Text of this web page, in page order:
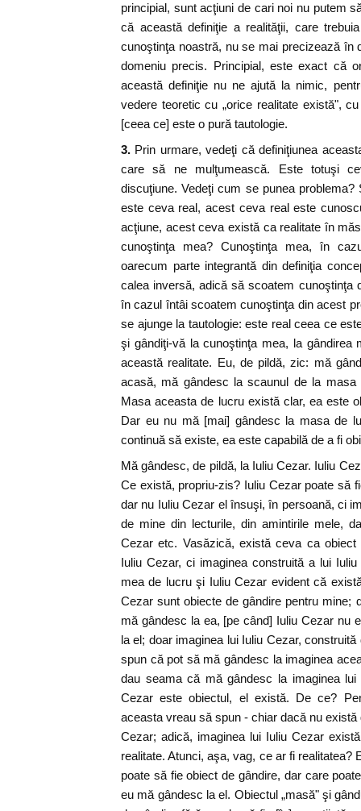
principial, sunt acţiuni de cari noi nu putem
că această definiţie a realităţii, care
cunoştinţa noastră, nu se mai precizează în
domeniu precis. Principial, este exact că
această definiţie nu ne ajută la nimic,
vedere teoretic cu „orice realitate există",
[ceea ce] este o pură tautologie.
3. Prin urmare, vedeţi că definiţiunea
care să ne mulţumească. Este totuşi
discuţiune. Vedeţi cum se punea
este ceva real, acest ceva real este
acţiune, acest ceva există ca realitate în
cunoştinţa mea? Cunoştinţa mea, în
oarecum parte integrantă din definiţia
calea inversă, adică să scoatem cunoştinţa
în cazul întâi scoatem cunoştinţa din acest
se ajunge la tautologie: este real ceea ce
şi gândiţi-vă la cunoştinţa mea, la gândirea
această realitate. Eu, de pildă, zic: mă
acasă, mă gândesc la scaunul de la
Masa aceasta de lucru există clar, ea este
Dar eu nu mă [mai] gândesc la masa de
continuă să existe, ea este capabilă de a fi
Mă gândesc, de pildă, la Iuliu Cezar. Iuliu
Ce există, propriu-zis? Iuliu Cezar poate să
dar nu Iuliu Cezar el însuşi, în persoană, ci
de mine din lecturile, din amintirile mele,
Cezar etc. Vasăzică, există ceva ca
Iuliu Cezar, ci imaginea construită a lui
mea de lucru şi Iuliu Cezar evident că
Cezar sunt obiecte de gândire pentru
mă gândesc la ea, [pe când] Iuliu Cezar nu
la el; doar imaginea lui Iuliu Cezar,
spun că pot să mă gândesc la imaginea
dau seama că mă gândesc la imaginea
Cezar este obiectul, el există. De ce?
aceasta vreau să spun - chiar dacă nu există
Cezar; adică, imaginea lui Iuliu Cezar
realitate. Atunci, aşa, vag, ce ar fi realitatea?
poate să fie obiect de gândire, dar care
eu mă gândesc la el. Obiectul „masă" şi